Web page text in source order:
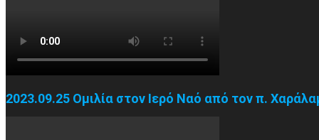
2023.09.25 Ομιλία στον Ιερό Ναό από τον π.